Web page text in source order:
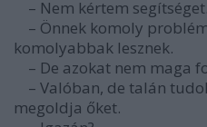
– Nem kértem segítséget.
– Önnek komoly
komolyabbak lesznek.
– De azokat nem maga
– Valóban, de talán
megoldja őket.